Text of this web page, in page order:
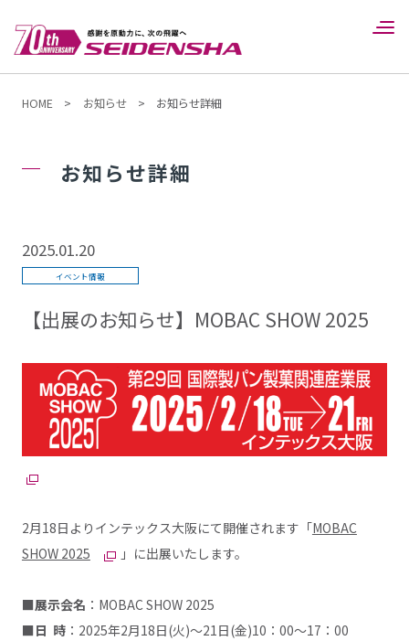
HOME > お知らせ > お知らせ詳細
お知らせ詳細
2025.01.20
イベント情報
【出展のお知らせ】MOBAC SHOW 2025
2月18日よりインテックス大阪にて開催されます「MOBAC
SHOW 2025
」に出展いたします。
■展示会名 ：MOBAC SHOW 2025
■日 時：2025年2月18日(火)～21日(金)10：00～17：00